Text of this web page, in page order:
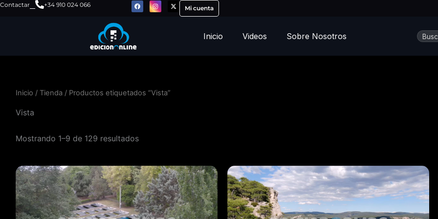
Ir
Contactar +34 910 024 066
F
a
c
I
n
s
X
-
Mi cuenta
Inicio Videos Sobre Nosotros
Inicio / Tienda / Productos etiquetados “Vista”
Vista
Mostrando 1–9 de 129 resultados